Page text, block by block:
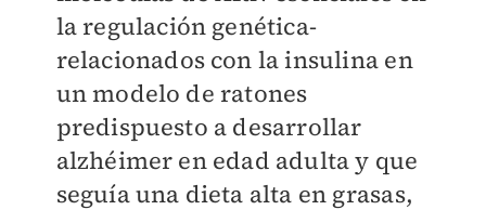
la regulación genética-
relacionados con la insulina en
un modelo de ratones
predispuesto a desarrollar
alzhéimer en edad adulta y que
seguía una dieta alta en grasas,